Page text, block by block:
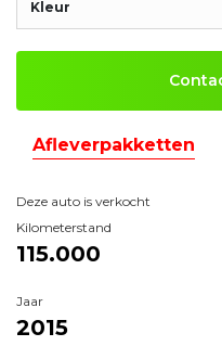
Kleur
Afleverpakketten
Deze auto is verkocht
Kilometerstand
115.000
Jaar
2015